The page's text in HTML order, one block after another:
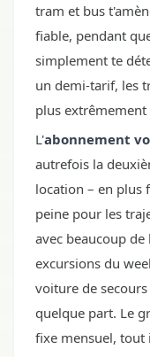
tram et bus
fiable, pendant
simplement te
un demi-tarif, les
plus
L'abonnement
autrefois la
location – en plus
peine pour les
avec beaucoup
excursions du
voiture de
quelque part. Le
fixe mensuel, tout